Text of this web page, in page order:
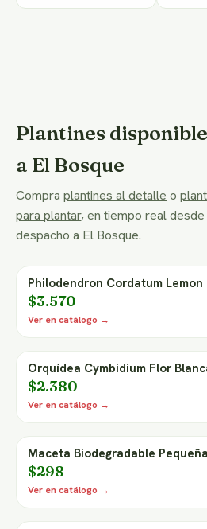
Plantines
a El Bosque
Compra plantines al detalle o
para plantar, en tiempo real
despacho a El Bosque.
Philodendron Cordatum Lemon
$3.570
Ver en catálogo →
Orquídea Cymbidium Flor
$2.380
Ver en catálogo →
Maceta Biodegradable
$298
Ver en catálogo →